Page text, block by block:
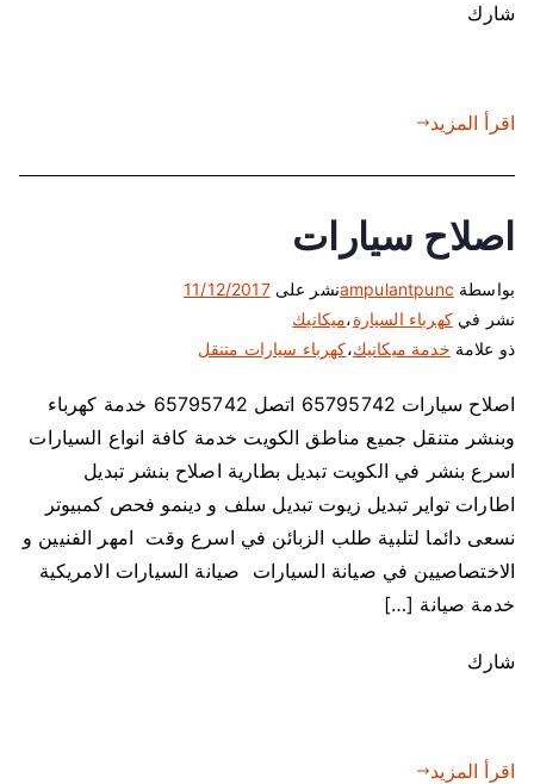
شارك
اقرأ المزيد
اصلاح سيارات
بواسطة ampulantpuncنشر على11/12/2017
نشر فيكهرباء السيارة،ميكانيك
ذو علامة خدمة ميكانيك،كهرباء سيارات متنقل
اصلاح سيارات 65795742 اتصل 65795742 خدمة كهرباء
وبنشر متنقل جميع مناطق الكويت خدمة كافة انواع السيارات
اسرع بنشر في الكويت تبديل بطارية اصلاح بنشر تبديل
اطارات تواير تبديل زيوت تبديل سلف و دينمو فحص كمبيوتر
نسعى دائما لتلبية طلب الزبائن في اسرع وقت امهر الفنيين و
الاختصاصيين في صيانة السيارات صيانة السيارات الامريكية
خدمة صيانة […]
شارك
اقرأ المزيد